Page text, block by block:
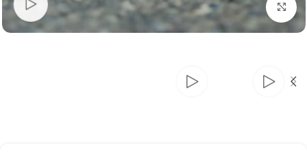
بزرگنمایی تصویر